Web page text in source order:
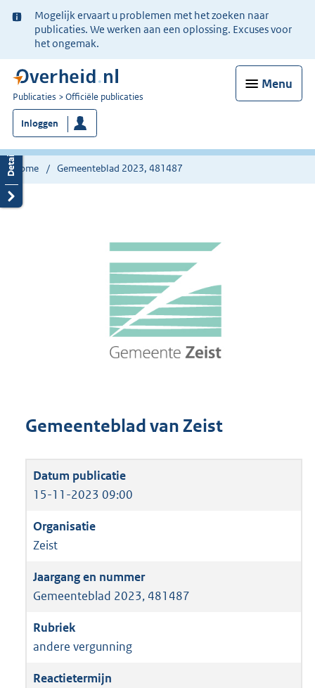
Ter
informatie:
Mogelijk ervaart u problemen met het zoeken naar
publicaties. We werken aan een oplossing. Excuses voor
het ongemak.
Menu
U
bent
nu
hier:
Publicaties Officiële publicaties
Inloggen
Home Gemeenteblad 2023, 481487
Gemeenteblad van Zeist
15-11-2023 09:00
Zeist
Gemeenteblad 2023, 481487
andere vergunning